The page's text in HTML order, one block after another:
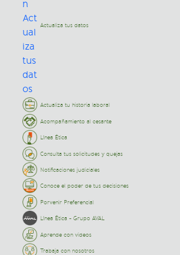
Actualiza tus datos
Actualiza tu historia laboral
Acompañamiento al cesante
Línea Ética
Consulta tus solicitudes y quejas
Notificaciones judiciales
Conoce el poder de tus decisiones
Porvenir Preferencial
Línea Ética - Grupo AVAL
Aprende con videos
Trabaja con nosotros